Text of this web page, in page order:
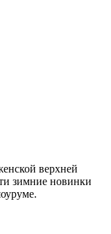
верхней
зимние новинки